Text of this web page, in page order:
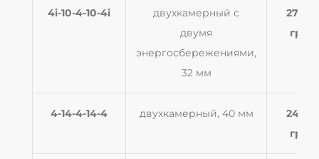
4i-10-4-10-4i
двухкамерный с
двумя
энергосбережениями,
32 мм
2700
грн
4-14-4-14-4 двухкамерный, 40 мм
2454
грн